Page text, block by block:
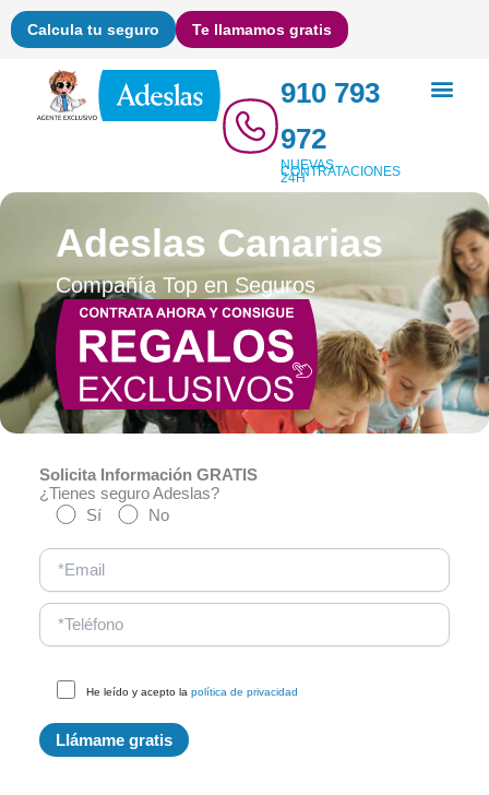
Calcula tu seguro Te llamamos gratis
910 793
972
NUEVAS
CONTRATACIONES
24H
Adeslas Canarias
Compañía Top en Seguros
Solicita Información GRATIS
¿Tienes seguro Adeslas?
Sí
No
He leído y acepto la política de privacidad